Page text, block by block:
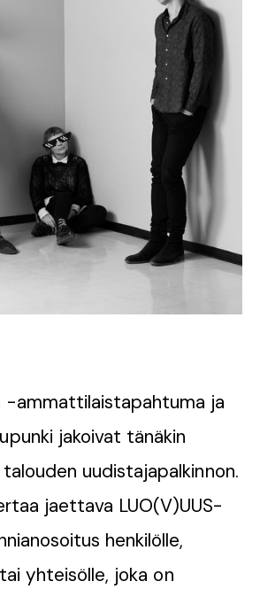
-ammattilaistapahtuma ja
jakoivat tänäkin
uudistajapalkinnon.
jaettava LUO(V)UUS-
henkilölle,
yhteisölle, joka on